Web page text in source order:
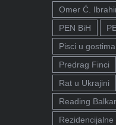
Omer Ć.
PEN BiH
Pisci u gostima
Predrag Finci
Rat u Ukrajini
Reading
Rezidencijalne